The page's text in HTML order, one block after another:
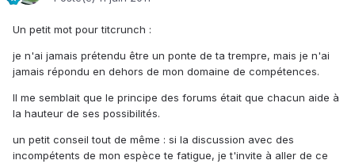
Un petit mot pour titcrunch :
je n'ai jamais prétendu être un ponte de ta trempre, mais je n'ai
jamais répondu en dehors de mon domaine de compétences.
Il me semblait que le principe des forums était que chacun aide à
la hauteur de ses possibilités.
un petit conseil tout de même : si la discussion avec des
incompétents de mon espèce te fatigue, je t'invite à aller de ce